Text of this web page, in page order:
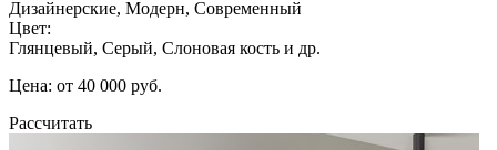
Дизайнерские, Модерн, Современный
Цвет:
Глянцевый, Серый, Слоновая кость и др.
Цена: от 40 000 руб.
Рассчитать